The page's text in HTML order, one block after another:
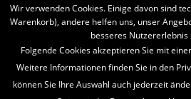
Kunden haben sich ebenfalls
BELIEBTE SERIEN
UNSER SHOP
Wir verwenden Cookies. Einige davon sind
Warenkorb), andere helfen uns, unser
besseres Nutzererlebnis
Folgende Cookies akzeptieren Sie mit
Weitere Informationen finden Sie in den
können Sie Ihre Auswahl auch jederzeit